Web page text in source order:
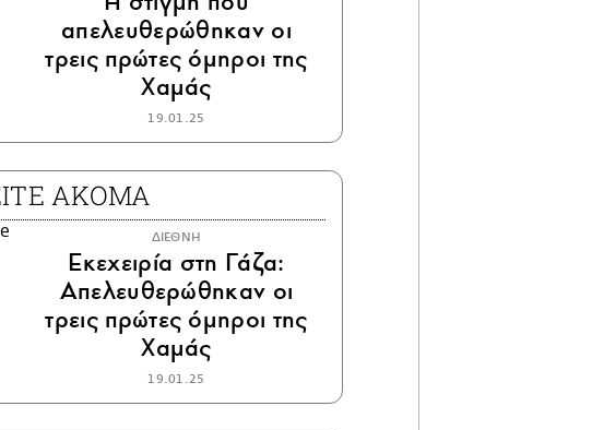
απελευθερώθηκαν οι
τρεις πρώτες όμηροι της
Χαμάς
19.01.25
ΑΚΟΜΑ
ΔΙΕΘΝΗ
Εκεχειρία στη Γάζα:
Απελευθερώθηκαν οι
τρεις πρώτες όμηροι της
Χαμάς
19.01.25